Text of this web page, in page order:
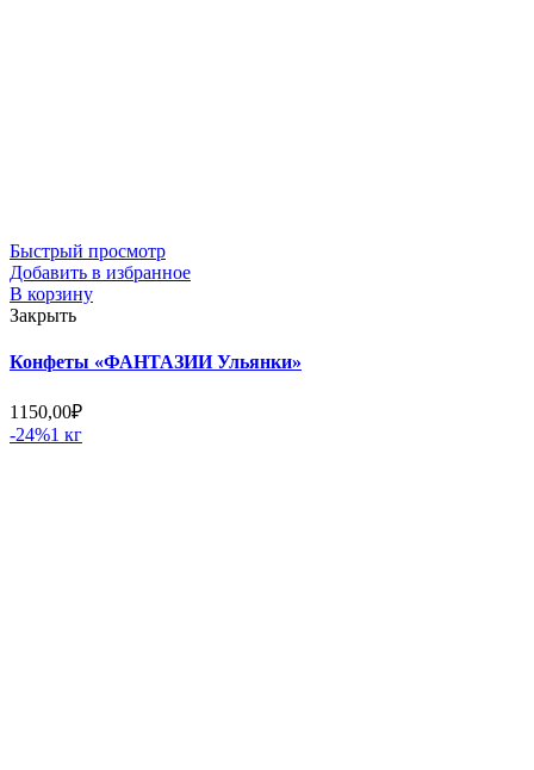
Быстрый просмотр
Добавить в избранное
В корзину
Закрыть
Конфеты «ФАНТАЗИИ Ульянки»
1150,00₽
-24%1 кг